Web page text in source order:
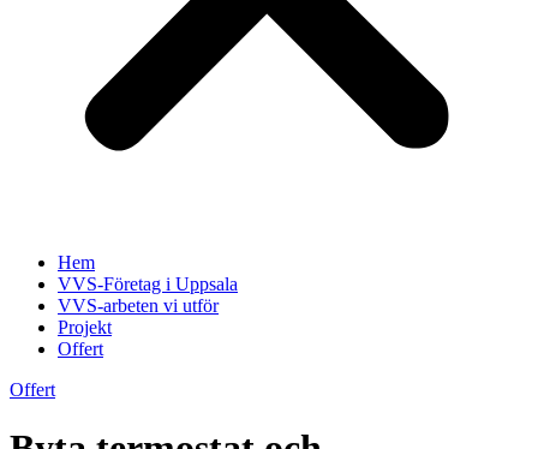
Hem
VVS-Företag i Uppsala
VVS-arbeten vi utför
Projekt
Offert
Offert